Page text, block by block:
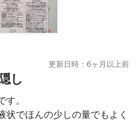
更新日時：6ヶ月以上前
し
。
状でほんの少しの量でもよく